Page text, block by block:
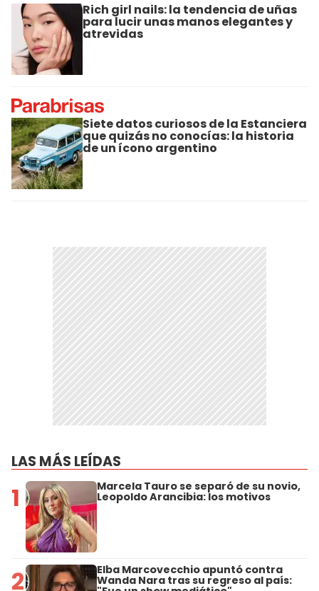
Rich girl nails: la tendencia de uñas
para lucir unas manos elegantes y
atrevidas
Siete datos curiosos de la Estanciera
que quizás no conocías: la historia
de un ícono argentino
LAS MÁS LEÍDAS
1 Marcela Tauro se separó de su novio,
Leopoldo Arancibia: los motivos
2 Elba Marcovecchio apuntó contra
Wanda Nara tras su regreso al país: